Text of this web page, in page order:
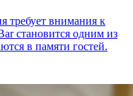
требует внимания к
становится одним из
в памяти гостей.